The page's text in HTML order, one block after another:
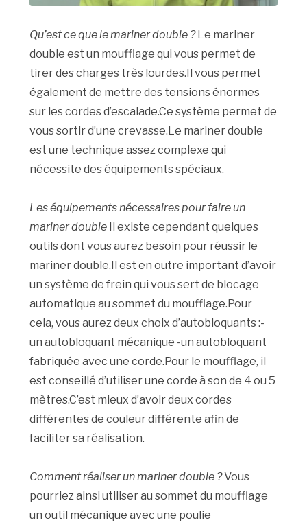
Qu’est ce que le mariner double ?Le mariner
double est un moufflage qui vous permet de
tirer des charges très lourdes.Il vous permet
également de mettre des tensions énormes
sur les cordes d’escalade.Ce système permet de
vous sortir d’une crevasse.Le mariner double
est une technique assez complexe qui
nécessite des équipements spéciaux.
Les équipements nécessaires pour faire un
mariner double Il existe cependant quelques
outils dont vous aurez besoin pour réussir le
mariner double.Il est en outre important d’avoir
un système de frein qui vous sert de blocage
automatique au sommet du moufflage.Pour
cela, vous aurez deux choix d’autobloquants :-
un autobloquant mécanique -un autobloquant
fabriquée avec une corde.Pour le moufflage, il
est conseillé d’utiliser une corde à son de 4 ou 5
mètres.C’est mieux d’avoir deux cordes
différentes de couleur différente afin de
faciliter sa réalisation.
Comment réaliser un mariner double ?Vous
pourriez ainsi utiliser au sommet du moufflage
un outil mécanique avec une poulie